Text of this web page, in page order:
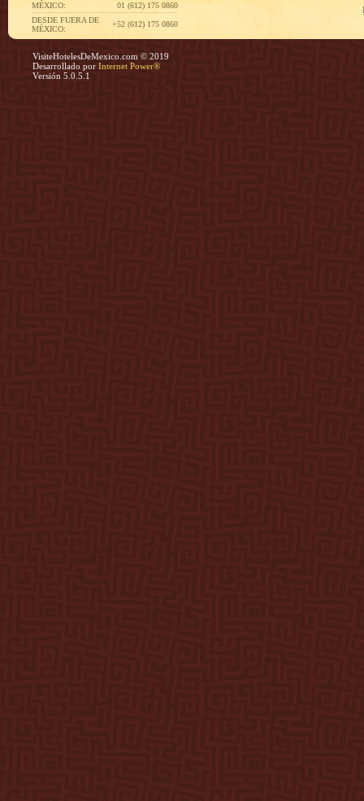
MÉXICO:
01 (612) 175 0860
DESDE FUERA DE
MÉXICO:
+52 (612) 175 0860
VisiteHotelesDeMexico.com © 2019
Desarrollado por Internet Power®
Versión 5.0.5.1